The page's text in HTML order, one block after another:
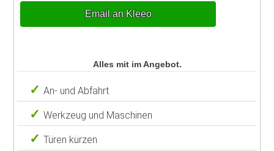
Email an Kleeo
Alles mit im Angebot.
An- und Abfahrt
Werkzeug und Maschinen
Türen kürzen